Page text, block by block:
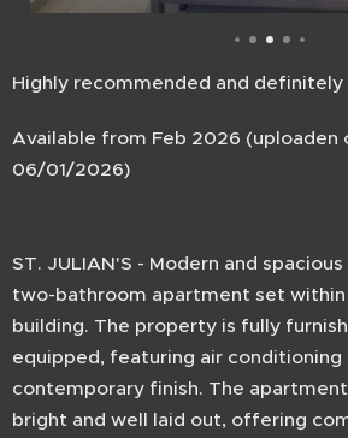
Highly recommended and
Available from Feb 2026 (uploaden
06/01/2026)
ST. JULIAN'S - Modern and
two-bathroom apartment set within
building. The property is fully
equipped, featuring air conditioning
contemporary finish. The
bright and well laid out, offering